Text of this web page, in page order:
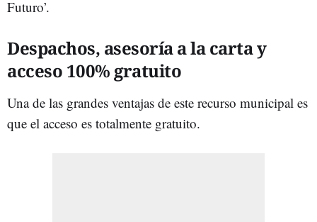
Futuro’.
Despachos, asesoría a la carta y
acceso 100% gratuito
Una de las grandes ventajas de este recurso municipal es
que el acceso es totalmente gratuito.